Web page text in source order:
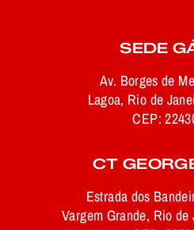
SEDE
Av. Borges de
Lagoa, Rio de
CEP:
CT
Estrada dos
Vargem Grande, Rio